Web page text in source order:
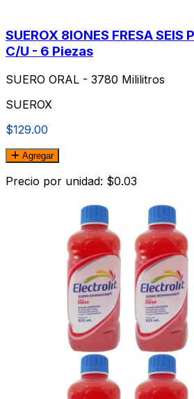
SUEROX 8IONES FRESA SEIS
C/U - 6 Piezas
SUERO ORAL - 3780 Mililitros
SUEROX
$129.00
Agregar
Precio por unidad: $0.03